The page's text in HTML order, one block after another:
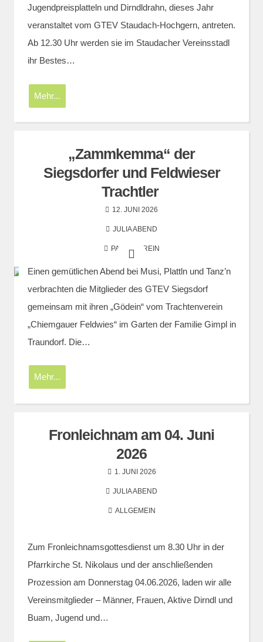
Jugendpreisplatteln und Dirndldrahn, dieses Jahr
veranstaltet vom GTEV Staudach-Hochgern, antreten.
Ab 12.30 Uhr werden sie im Staudacher Vereinsstadl
ihr Bestes…
Mehr...
„Zammkemma“ der
Siegsdorfer und Feldwieser
Trachtler
12. JUNI 2026
JULIA ABEND
PATENVEREIN
Einen gemütlichen Abend bei Musi, Plattln und Tanz’n
verbrachten die Mitglieder des GTEV Siegsdorf
gemeinsam mit ihren „Gödein“ vom Trachtenverein
„Chiemgauer Feldwies“ im Garten der Familie Gimpl in
Traundorf. Die…
Mehr...
Fronleichnam am 04. Juni
2026
1. JUNI 2026
JULIA ABEND
ALLGEMEIN
Zum Fronleichnamsgottesdienst um 8.30 Uhr in der
Pfarrkirche St. Nikolaus und der anschließenden
Prozession am Donnerstag 04.06.2026, laden wir alle
Vereinsmitglieder – Männer, Frauen, Aktive Dirndl und
Buam, Jugend und…